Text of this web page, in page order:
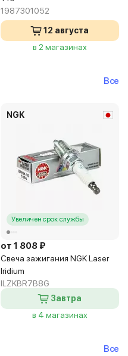
1987301052
12 августа
в 2 магазинах
Все
NGK
Увеличен срок службы
от 1 808 ₽
Свеча зажигания NGK Laser
Iridium
ILZKBR7B8G
Завтра
в 4 магазинах
Все